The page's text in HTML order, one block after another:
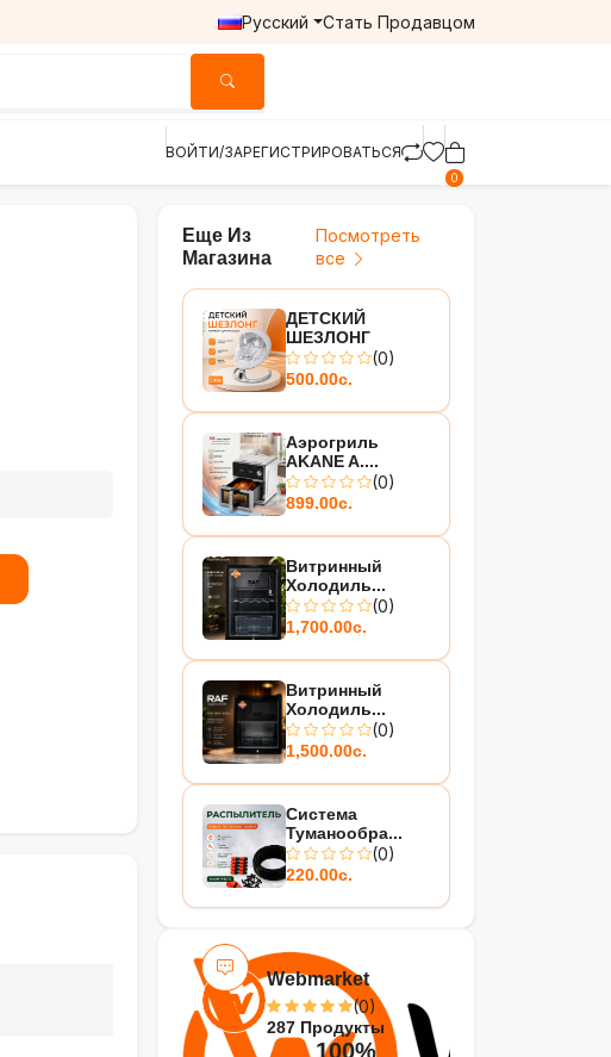
Русский Стать Продавцом
ВОЙТИ/ЗАРЕГИСТРИРОВАТЬСЯ
0
Еще Из
Магазина
Посмотреть
все
ДЕТСКИЙ
ШЕЗЛОНГ
(0)
500.00с.
Аэрогриль
AKANE A....
(0)
899.00с.
Витринный
Холодиль...
(0)
1,700.00с.
Витринный
Холодиль...
(0)
1,500.00с.
Система
Туманообра...
(0)
220.00с.
Webmarket
(0)
287 Продукты
100%